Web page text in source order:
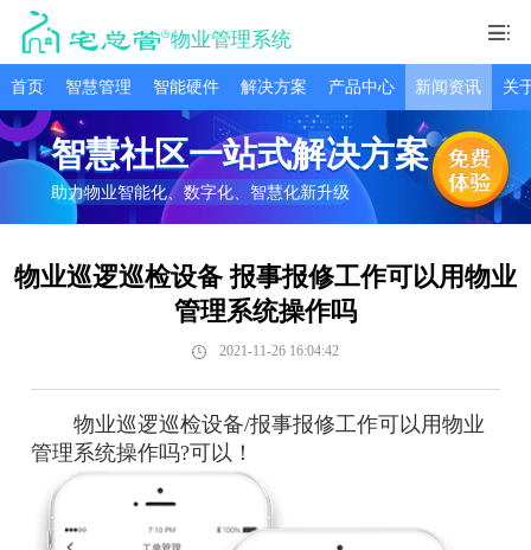
物业管理系统
首页 智慧管理 智能硬件 解决方案 产品中心 新闻资讯 关
智慧社区一站式解决方案
助力物业智能化、数字化、智慧化新升级
物业巡逻巡检设备 报事报修工作可以用物业
管理系统操作吗
2021-11-26 16:04:42
物业巡逻巡检设备/报事报修工作可以用物业
管理系统操作吗?可以！